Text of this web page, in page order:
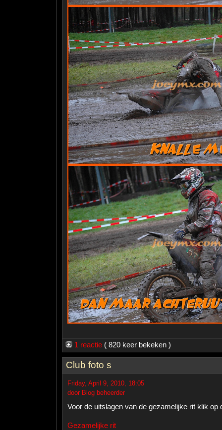
1 reactie ( 820 keer bekeken )
Club foto s
Friday, April 9, 2010, 18:05
door Blog beheerder
Voor de uitslagen van de gezamelijke rit klik op
Gezamelijke rit